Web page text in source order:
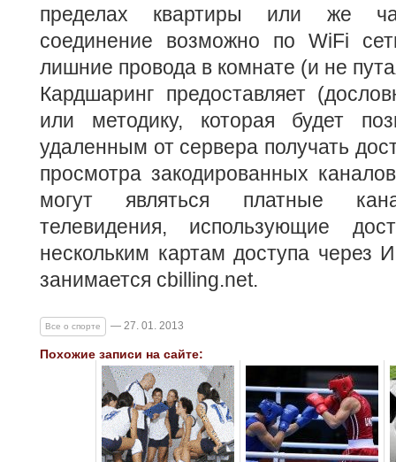
пределах квартиры или же
соединение возможно по WiFi
лишние провода в комнате (и не
Кардшаринг предоставляет
или методику, которая будет
удаленным от сервера получать
просмотра закодированных
могут являться платные
телевидения, использующие
нескольким картам доступа через
занимается cbilling.net.
Все о спорте — 27. 01. 2013
Похожие записи на сайте: